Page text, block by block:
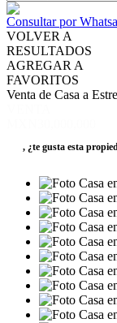
Consultar por
VOLVER A
RESULTADOS
AGREGAR A
FAVORITOS
Venta de Casa a
, ¿te gusta esta